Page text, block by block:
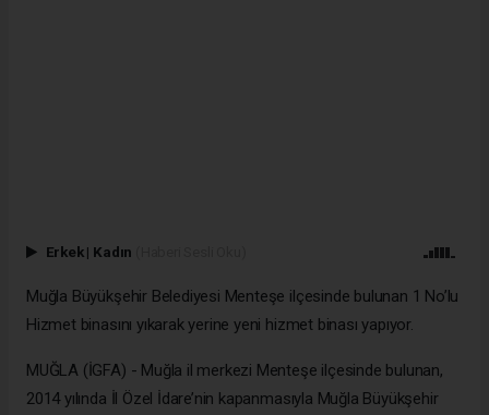
Erkek | Kadın
Muğla Büyükşehir Belediyesi Menteşe ilçesinde bulunan 1 No’lu
Hizmet binasını yıkarak yerine yeni hizmet binası yapıyor.
MUĞLA (İGFA) - Muğla il merkezi Menteşe ilçesinde bulunan,
2014 yılında İl Özel İdare’nin kapanmasıyla Muğla Büyükşehir